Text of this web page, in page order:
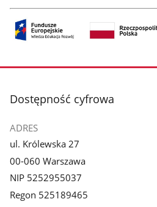
stopka
Dostępność cyfrowa
ADRES
ul. Królewska 27
00-060 Warszawa
NIP 5252955037
Regon 525189465